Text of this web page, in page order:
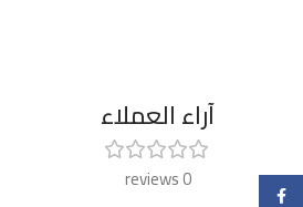
آراء العملاء
0 reviews